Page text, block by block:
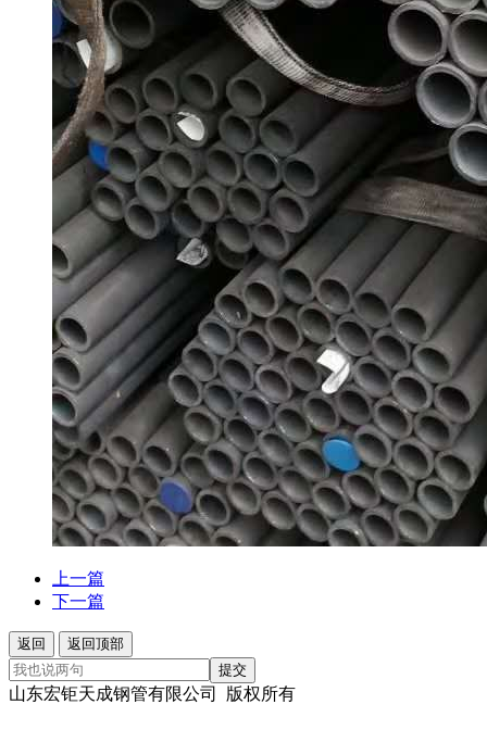
上一篇
下一篇
返回
返回顶部
提交
山东宏钜天成钢管有限公司 版权所有